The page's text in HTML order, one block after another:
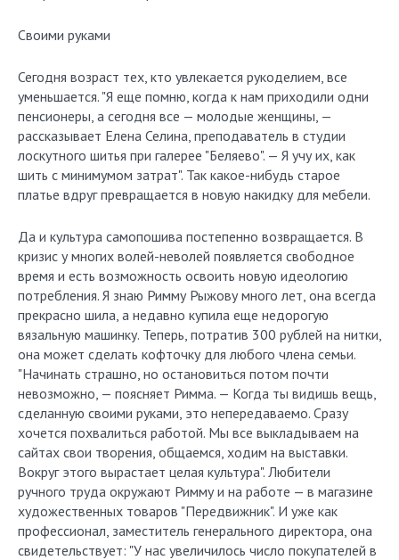
Своими руками
Сегодня возраст тех, кто увлекается рукоделием, все
уменьшается. "Я еще помню, когда к нам приходили одни
пенсионеры, а сегодня все — молодые женщины, —
рассказывает Елена Селина, преподаватель в студии
лоскутного шитья при галерее "Беляево". — Я учу их, как
шить с минимумом затрат". Так какое-нибудь старое
платье вдруг превращается в новую накидку для мебели.
Да и культура самопошива постепенно возвращается. В
кризис у многих волей-неволей появляется свободное
время и есть возможность освоить новую идеологию
потребления. Я знаю Римму Рыжову много лет, она всегда
прекрасно шила, а недавно купила еще недорогую
вязальную машинку. Теперь, потратив 300 рублей на нитки,
она может сделать кофточку для любого члена семьи.
"Начинать страшно, но остановиться потом почти
невозможно, — поясняет Римма. — Когда ты видишь вещь,
сделанную своими руками, это непередаваемо. Сразу
хочется похвалиться работой. Мы все выкладываем на
сайтах свои творения, общаемся, ходим на выставки.
Вокруг этого вырастает целая культура". Любители
ручного труда окружают Римму и на работе — в магазине
художественных товаров "Передвижник". И уже как
профессионал, заместитель генерального директора, она
свидетельствует: "У нас увеличилось число покупателей в